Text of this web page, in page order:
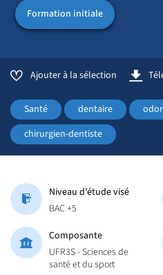
Formation initiale
Ajouter à la sélection
Santé dentaire
chirurgien-dentiste
Niveau d'étude visé
BAC +5
Composante
UFR3S - Sciences de
santé et du sport